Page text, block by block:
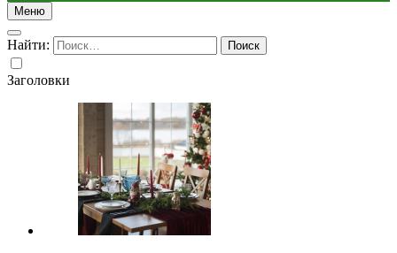
Меню
Найти:
Заголовки